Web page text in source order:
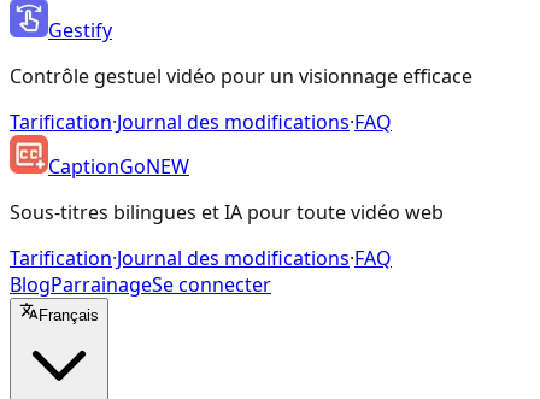
Gestify
Contrôle gestuel vidéo pour un visionnage efficace
Tarification·Journal des modifications·FAQ
CaptionGoNEW
Sous-titres bilingues et IA pour toute vidéo web
Tarification·Journal des modifications·FAQ
BlogParrainageSe connecter
Français